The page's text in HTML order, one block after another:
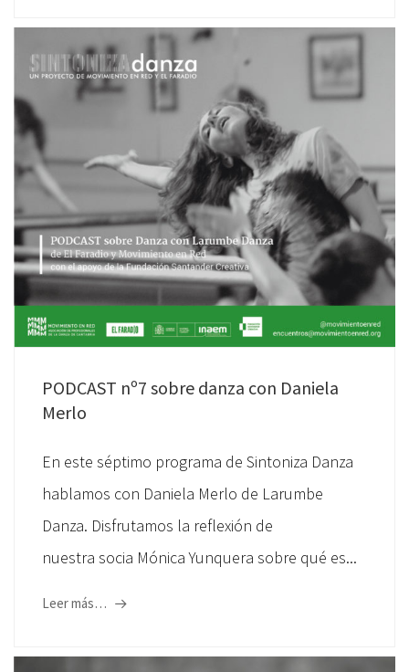
PODCAST nº7 sobre danza con Daniela
Merlo
En este séptimo programa de Sintoniza Danza
hablamos con Daniela Merlo de Larumbe
Danza. Disfrutamos la reflexión de
nuestra socia Mónica Yunquera sobre qué es...
Leer más…